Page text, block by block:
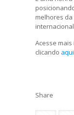
melhores
Acesse
clicando aqui
Share